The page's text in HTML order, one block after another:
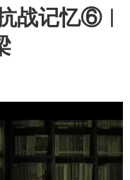
战记忆⑥︱